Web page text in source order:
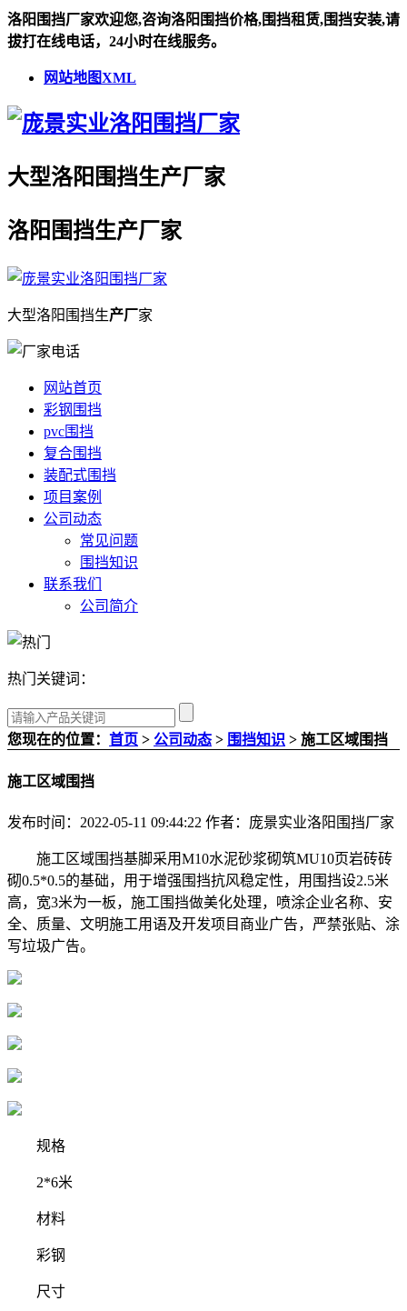
洛阳围挡厂家欢迎您,咨询洛阳围挡价格,围挡租赁,围挡安装,请
拔打在线电话，24小时在线服务。
网站地图XML
大型洛阳围挡生产厂家
洛阳围挡生产厂家
大型洛阳围挡生产厂家
网站首页
彩钢围挡
pvc围挡
复合围挡
装配式围挡
项目案例
公司动态
常见问题
围挡知识
联系我们
公司简介
热门关键词：
您现在的位置： 首页 > 公司动态 > 围挡知识 > 施工区域围挡
施工区域围挡
发布时间：2022-05-11 09:44:22 作者：庞景实业洛阳围挡厂家
施工区域围挡基脚采用M10水泥砂浆砌筑MU10页岩砖砖
砌0.5*0.5的基础，用于增强围挡抗风稳定性，用围挡设2.5米
高，宽3米为一板，施工围挡做美化处理，喷涂企业名称、安
全、质量、文明施工用语及开发项目商业广告，严禁张贴、涂
写垃圾广告。
规格
2*6米
材料
彩钢
尺寸